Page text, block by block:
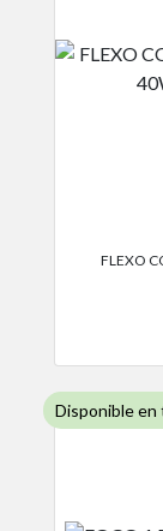
FLEXO
Disponible en